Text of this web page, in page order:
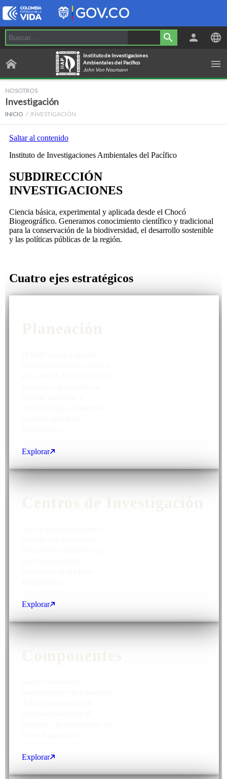
Instituto de Investigaciones
Ambientales del Pacífico
John Von Neumann
NOSOTROS
Investigación
INICIO INVESTIGACIÓN